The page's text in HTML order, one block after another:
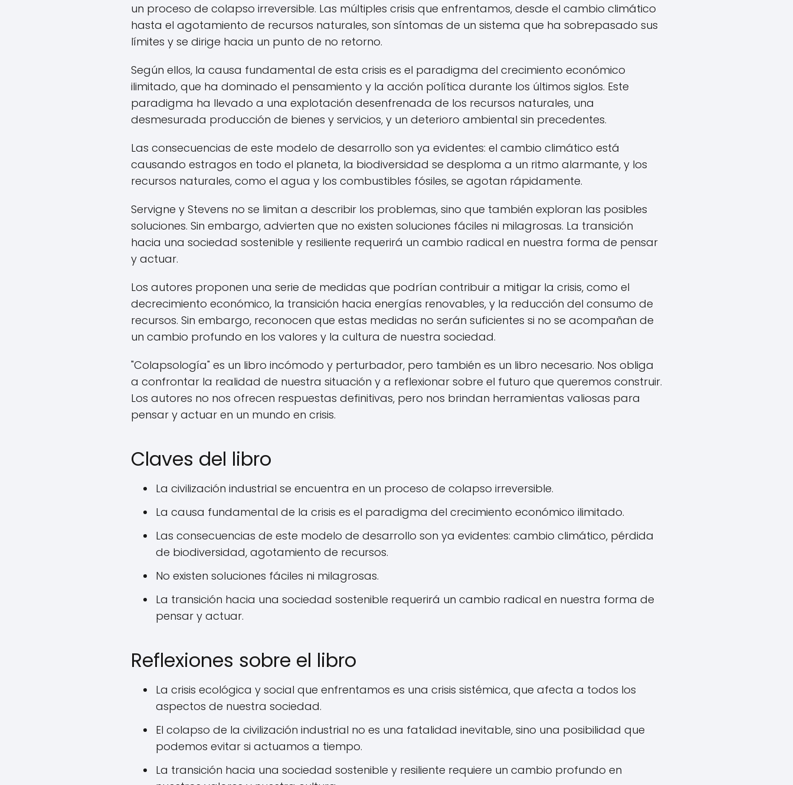
un proceso de colapso irreversible. Las múltiples crisis que enfrentamos, desde el cambio climático
hasta el agotamiento de recursos naturales, son síntomas de un sistema que ha sobrepasado sus
límites y se dirige hacia un punto de no retorno.
Según ellos, la causa fundamental de esta crisis es el paradigma del crecimiento económico
ilimitado, que ha dominado el pensamiento y la acción política durante los últimos siglos. Este
paradigma ha llevado a una explotación desenfrenada de los recursos naturales, una
desmesurada producción de bienes y servicios, y un deterioro ambiental sin precedentes.
Las consecuencias de este modelo de desarrollo son ya evidentes: el cambio climático está
causando estragos en todo el planeta, la biodiversidad se desploma a un ritmo alarmante, y los
recursos naturales, como el agua y los combustibles fósiles, se agotan rápidamente.
Servigne y Stevens no se limitan a describir los problemas, sino que también exploran las posibles
soluciones. Sin embargo, advierten que no existen soluciones fáciles ni milagrosas. La transición
hacia una sociedad sostenible y resiliente requerirá un cambio radical en nuestra forma de pensar
y actuar.
Los autores proponen una serie de medidas que podrían contribuir a mitigar la crisis, como el
decrecimiento económico, la transición hacia energías renovables, y la reducción del consumo de
recursos. Sin embargo, reconocen que estas medidas no serán suficientes si no se acompañan de
un cambio profundo en los valores y la cultura de nuestra sociedad.
"Colapsología" es un libro incómodo y perturbador, pero también es un libro necesario. Nos obliga
a confrontar la realidad de nuestra situación y a reflexionar sobre el futuro que queremos construir.
Los autores no nos ofrecen respuestas definitivas, pero nos brindan herramientas valiosas para
pensar y actuar en un mundo en crisis.
Claves del libro
La civilización industrial se encuentra en un proceso de colapso irreversible.
La causa fundamental de la crisis es el paradigma del crecimiento económico ilimitado.
Las consecuencias de este modelo de desarrollo son ya evidentes: cambio climático, pérdida
de biodiversidad, agotamiento de recursos.
No existen soluciones fáciles ni milagrosas.
La transición hacia una sociedad sostenible requerirá un cambio radical en nuestra forma de
pensar y actuar.
Reflexiones sobre el libro
La crisis ecológica y social que enfrentamos es una crisis sistémica, que afecta a todos los
aspectos de nuestra sociedad.
El colapso de la civilización industrial no es una fatalidad inevitable, sino una posibilidad que
podemos evitar si actuamos a tiempo.
La transición hacia una sociedad sostenible y resiliente requiere un cambio profundo en